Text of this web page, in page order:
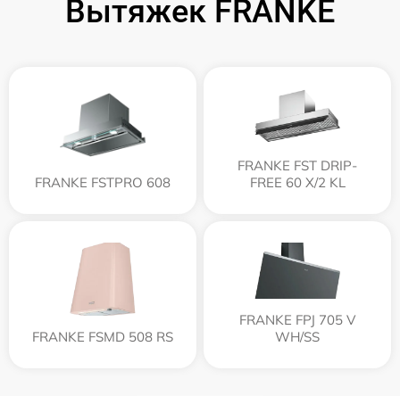
Вытяжек FRANKE
FRANKE FSTPRO 608
FRANKE FST DRIP-
FREE 60 X/2 KL
FRANKE FSMD 508 RS
FRANKE FPJ 705 V
WH/SS